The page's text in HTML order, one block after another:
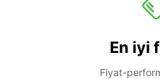
En iyi
Fiyat-